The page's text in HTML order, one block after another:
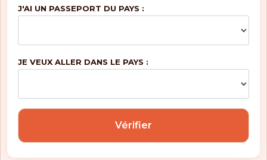
J'AI UN PASSEPORT DU PAYS :
JE VEUX ALLER DANS LE PAYS :
Vérifier